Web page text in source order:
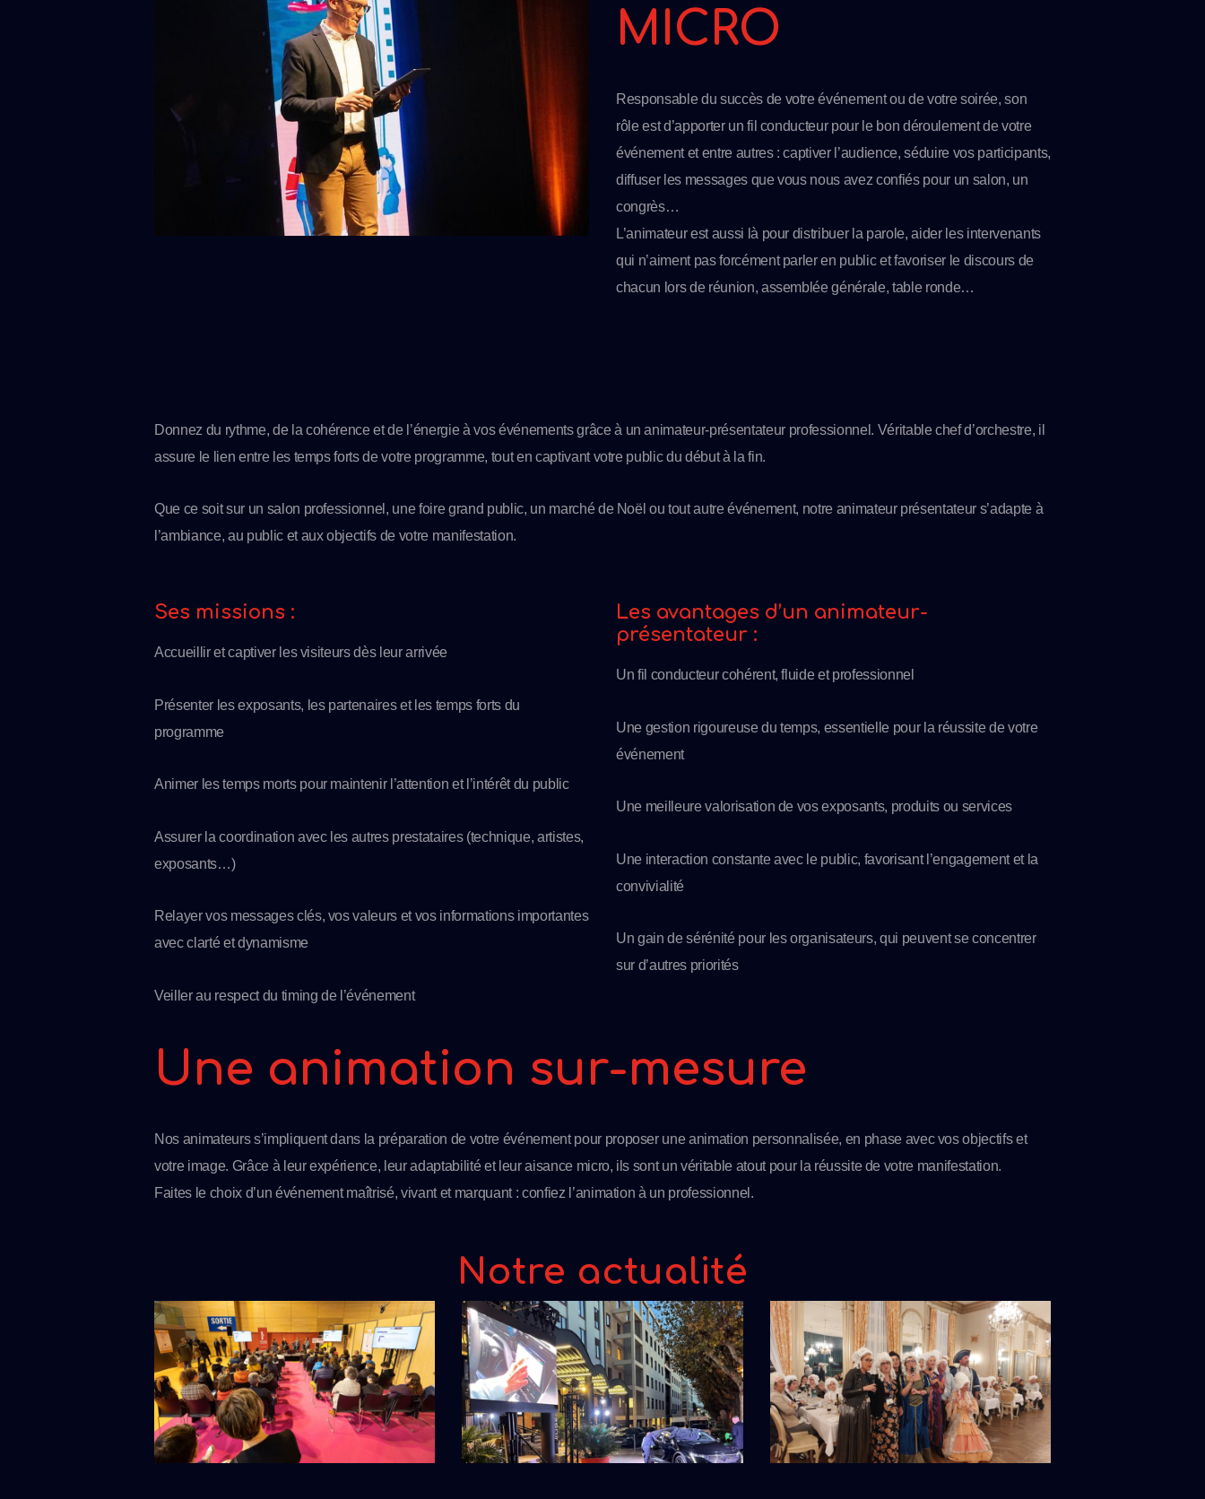
MICRO
Responsable du succès de votre événement ou de votre soirée, son
rôle est d’apporter un fil conducteur pour le bon déroulement de votre
événement et entre autres : captiver l’audience, séduire vos participants,
diffuser les messages que vous nous avez confiés pour un salon, un
congrès…
L’animateur est aussi là pour distribuer la parole, aider les intervenants
qui n’aiment pas forcément parler en public et favoriser le discours de
chacun lors de réunion, assemblée générale, table ronde…
Donnez du rythme, de la cohérence et de l’énergie à vos événements grâce à un animateur-présentateur professionnel. Véritable chef d’orchestre, il
assure le lien entre les temps forts de votre programme, tout en captivant votre public du début à la fin.
Que ce soit sur un salon professionnel, une foire grand public, un marché de Noël ou tout autre événement, notre animateur présentateur s’adapte à
l’ambiance, au public et aux objectifs de votre manifestation.
Ses missions :
Accueillir et captiver les visiteurs dès leur arrivée
Présenter les exposants, les partenaires et les temps forts du
programme
Animer les temps morts pour maintenir l’attention et l’intérêt du public
Assurer la coordination avec les autres prestataires (technique, artistes,
exposants…)
Relayer vos messages clés, vos valeurs et vos informations importantes
avec clarté et dynamisme
Veiller au respect du timing de l’événement
Les avantages d’un animateur-
présentateur :
Un fil conducteur cohérent, fluide et professionnel
Une gestion rigoureuse du temps, essentielle pour la réussite de votre
événement
Une meilleure valorisation de vos exposants, produits ou services
Une interaction constante avec le public, favorisant l’engagement et la
convivialité
Un gain de sérénité pour les organisateurs, qui peuvent se concentrer
sur d’autres priorités
Une animation sur-mesure
Nos animateurs s’impliquent dans la préparation de votre événement pour proposer une animation personnalisée, en phase avec vos objectifs et
votre image. Grâce à leur expérience, leur adaptabilité et leur aisance micro, ils sont un véritable atout pour la réussite de votre manifestation.
Faites le choix d’un événement maîtrisé, vivant et marquant : confiez l’animation à un professionnel.
Notre actualité